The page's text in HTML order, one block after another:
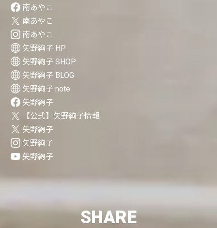
南あやこ
南あやこ
南あやこ
矢野絢子 HP
矢野絢子 SHOP
矢野絢子 BLOG
矢野絢子 note
矢野絢子
【公式】矢野絢子情報
矢野絢子
矢野絢子
矢野絢子
SHARE